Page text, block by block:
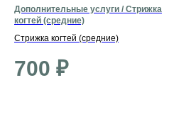
Дополнительные услуги / Стрижка
когтей (средние)
Стрижка когтей (средние)
700 ₽